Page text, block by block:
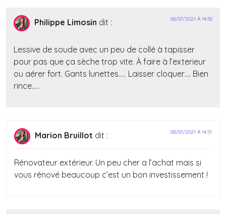
Philippe Limosin dit : 08/07/2021 À 14:50
Lessive de soude avec un peu de collé à tapisser
pour pas que ça sèche trop vite. À faire à l’exterieur
ou aérer fort. Gants lunettes….. Laisser cloquer…. Bien
rince…..
Marion Bruillot dit : 08/07/2021 À 14:51
Rénovateur extérieur. Un peu cher a l’achat mais si
vous rénové beaucoup c’est un bon investissement !